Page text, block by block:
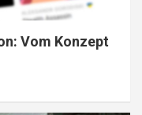
Vom Konzept